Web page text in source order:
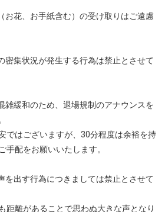
花、お手紙含む）の受け取りはご遠慮
集状況が発生する行為は禁止とさせて
緩和のため、退場規制のアナウンスを
ではございますが、30分程度は余裕を持
手配をお願いいたします。
出す行為につきましては禁止とさせて
距離があることで思わぬ大きな声となり